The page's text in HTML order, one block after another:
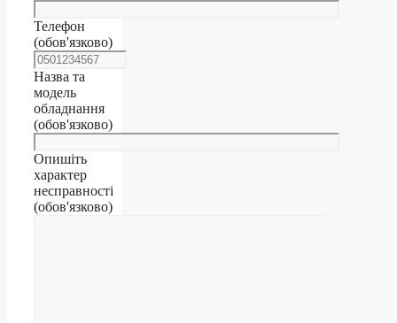
Телефон
(обов'язково)
Назва та
модель
обладнання
(обов'язково)
Опишіть
характер
несправності
(обов'язково)